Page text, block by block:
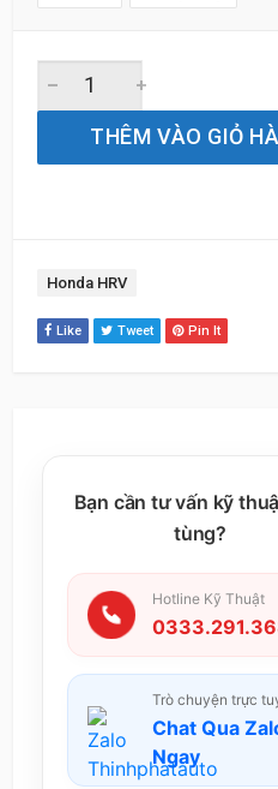
THÊM VÀO GIỎ
Tag:
Honda HRV
Like Tweet Pin It
Bạn cần tư vấn kỹ
tùng?
Hotline Kỹ Thuật
Trò chuyện trực
Chat Qua
Ngay